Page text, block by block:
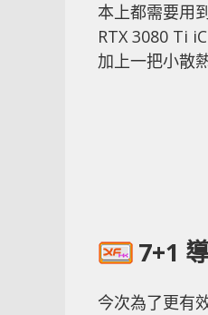
本上都需要用
RTX 3080 Ti
加上一把小散
7+1
今次為了更有